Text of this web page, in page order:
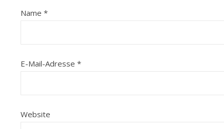
Name *
E-Mail-Adresse *
Website